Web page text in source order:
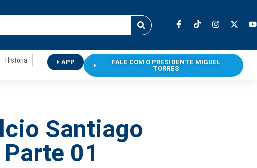
História
APP
FALE COM O PRESIDENTE MIGUEL
TORRES
Santiago
01